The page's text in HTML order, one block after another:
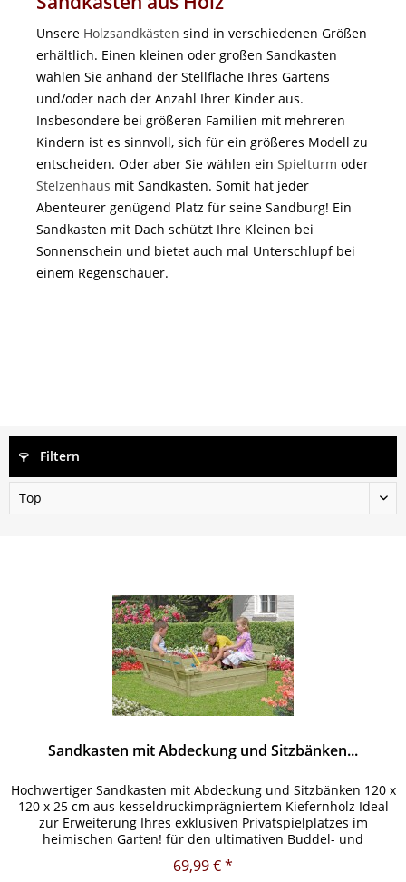
Unsere Holzsandkästen sind in verschiedenen Größen
erhältlich. Einen kleinen oder großen Sandkasten
wählen Sie anhand der Stellfläche Ihres Gartens
und/oder nach der Anzahl Ihrer Kinder aus.
Insbesondere bei größeren Familien mit mehreren
Kindern ist es sinnvoll, sich für ein größeres Modell zu
entscheiden. Oder aber Sie wählen ein Spielturm oder
Stelzenhaus mit Sandkasten. Somit hat jeder
Abenteurer genügend Platz für seine Sandburg! Ein
Sandkasten mit Dach schützt Ihre Kleinen bei
Sonnenschein und bietet auch mal Unterschlupf bei
einem Regenschauer.
Filtern
Sandkasten mit Abdeckung und Sitzbänken...
Hochwertiger Sandkasten mit Abdeckung und Sitzbänken 120 x
120 x 25 cm aus kesseldruckimprägniertem Kiefernholz Ideal
zur Erweiterung Ihres exklusiven Privatspielplatzes im
heimischen Garten! für den ultimativen Buddel- und
Spielspaß...
69,99 € *